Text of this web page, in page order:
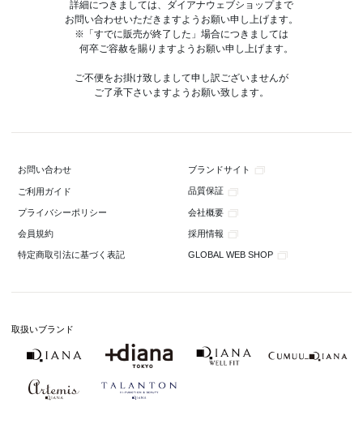
詳細につきましては、ダイアナウェブショップまで
お問い合わせいただきますようお願い申し上げます。
※「すでに販売が終了した」場合につきましては
何卒ご容赦を賜りますようお願い申し上げます。
ご不便をお掛け致しまして申し訳ございませんが
ご了承下さいますようお願い致します。
お問い合わせ ブランドサイト
ご利用ガイド 品質保証
プライバシーポリシー 会社概要
会員規約 採用情報
特定商取引法に基づく表記 GLOBAL WEB SHOP
取扱いブランド